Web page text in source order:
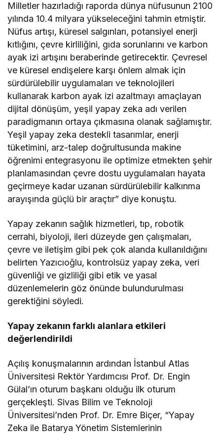
Milletler hazırladığı raporda dünya nüfusunun 2100
yılında 10.4 milyara yükseleceğini tahmin etmiştir.
Nüfus artışı, küresel salgınları, potansiyel enerji
kıtlığını, çevre kirliliğini, gıda sorunlarını ve karbon
ayak izi artışını beraberinde getirecektir. Çevresel
ve küresel endişelere karşı önlem almak için
sürdürülebilir uygulamaları ve teknolojileri
kullanarak karbon ayak izi azaltmayı amaçlayan
dijital dönüşüm, yeşil yapay zeka adı verilen
paradigmanın ortaya çıkmasına olanak sağlamıştır.
Yeşil yapay zeka destekli tasarımlar, enerji
tüketimini, arz-talep doğrultusunda makine
öğrenimi entegrasyonu ile optimize etmekten şehir
planlamasından çevre dostu uygulamaları hayata
geçirmeye kadar uzanan sürdürülebilir kalkınma
arayışında güçlü bir araçtır” diye konuştu.
Yapay zekanın sağlık hizmetleri, tıp, robotik
cerrahi, biyoloji, ileri düzeyde gen çalışmaları,
çevre ve iletişim gibi pek çok alanda kullanıldığını
belirten Yazıcıoğlu, kontrolsüz yapay zeka, veri
güvenliği ve gizliliği gibi etik ve yasal
düzenlemelerin göz önünde bulundurulması
gerektiğini söyledi.
Yapay zekanın farklı alanlara etkileri
değerlendirildi
Açılış konuşmalarının ardından İstanbul Atlas
Üniversitesi Rektör Yardımcısı Prof. Dr. Engin
Gülal’ın oturum başkanı olduğu ilk oturum
gerçekleşti. Sivas Bilim ve Teknoloji
Üniversitesi’nden Prof. Dr. Emre Biçer, “Yapay
Zeka ile Batarya Yönetim Sistemlerinin